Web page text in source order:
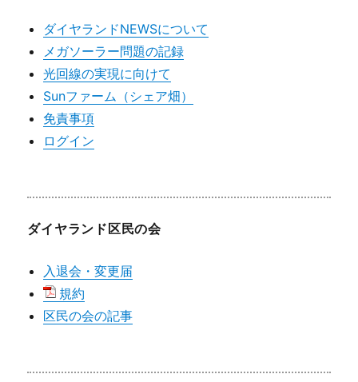
ダイヤランドNEWSについて
メガソーラー問題の記録
光回線の実現に向けて
Sunファーム（シェア畑）
免責事項
ログイン
ダイヤランド区民の会
入退会・変更届
規約
区民の会の記事